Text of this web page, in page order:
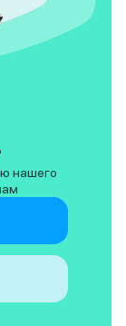
нашего